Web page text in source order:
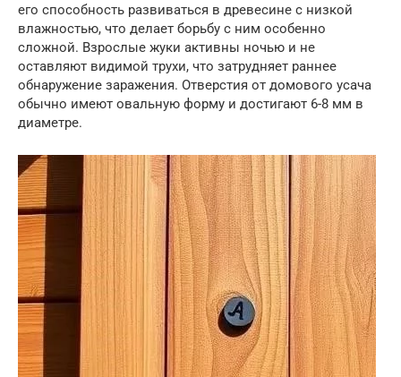
его способность развиваться в древесине с низкой
влажностью, что делает борьбу с ним особенно
сложной. Взрослые жуки активны ночью и не
оставляют видимой трухи, что затрудняет раннее
обнаружение заражения. Отверстия от домового усача
обычно имеют овальную форму и достигают 6-8 мм в
диаметре.